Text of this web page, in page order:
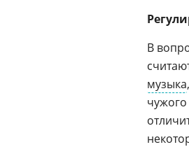
В
музыка,